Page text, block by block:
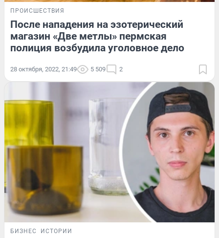
ПРОИСШЕСТВИЯ
После нападения на эзотерический
магазин «Две метлы» пермская
полиция возбудила уголовное дело
28 октября, 2022, 21:49 5 509 2
БИЗНЕС ИСТОРИИ